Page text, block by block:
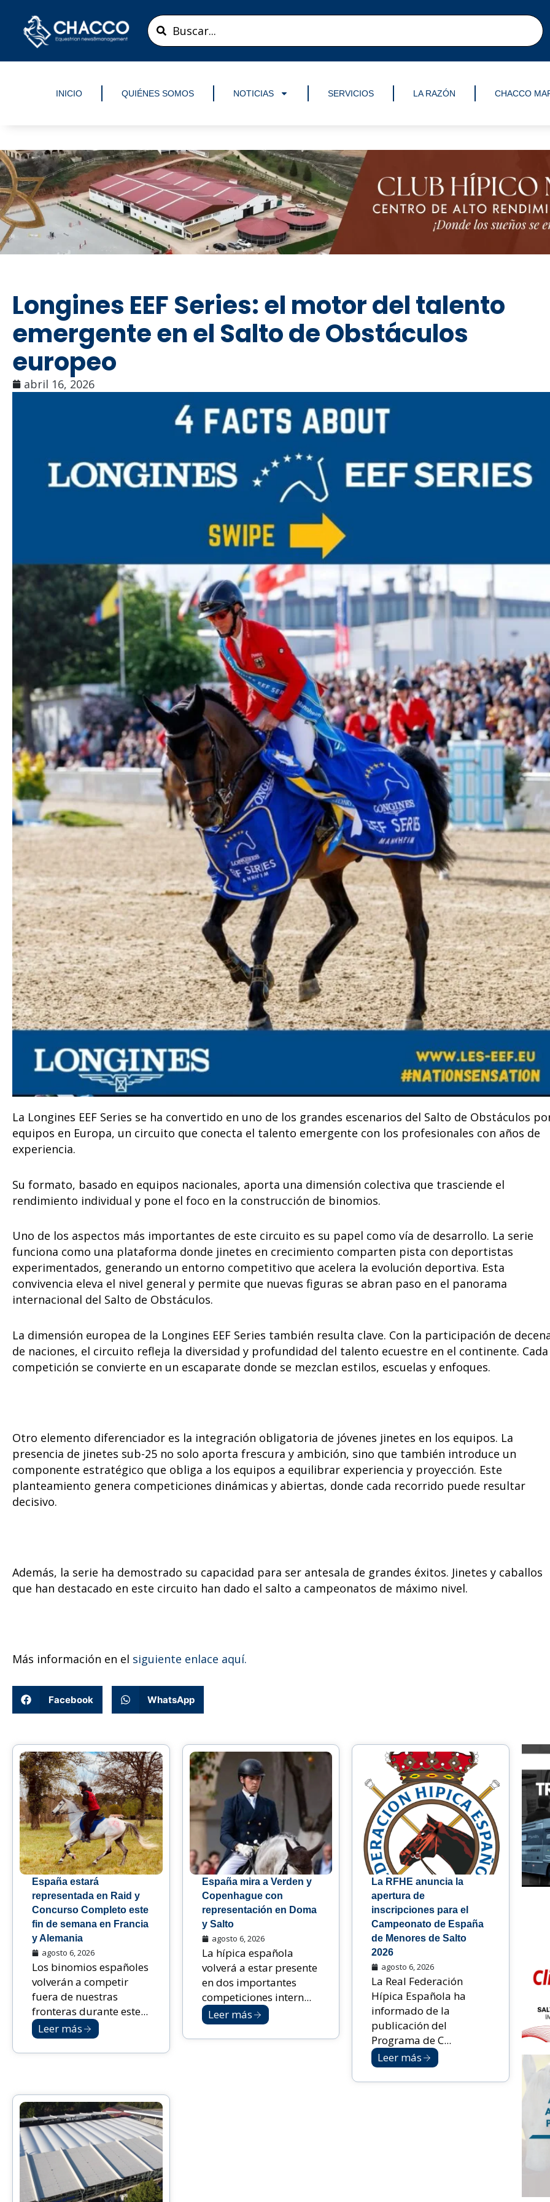
contenido
Search
...
INICIO QUIÉNES SOMOS NOTICIAS SERVICIOS LA RAZÓN CHACCO
Longines EEF Series: el motor del talento
emergente en el Salto de Obstáculos
europeo
abril 16, 2026
La Longines EEF Series se ha convertido en uno de los grandes escenarios del Salto de Obstáculos
equipos en Europa, un circuito que conecta el talento emergente con los profesionales con años de
experiencia.
Su formato, basado en equipos nacionales, aporta una dimensión colectiva que trasciende el
rendimiento individual y pone el foco en la construcción de binomios.
Uno de los aspectos más importantes de este circuito es su papel como vía de desarrollo. La serie
funciona como una plataforma donde jinetes en crecimiento comparten pista con deportistas
experimentados, generando un entorno competitivo que acelera la evolución deportiva. Esta
convivencia eleva el nivel general y permite que nuevas figuras se abran paso en el panorama
internacional del Salto de Obstáculos.
La dimensión europea de la Longines EEF Series también resulta clave. Con la participación de
de naciones, el circuito refleja la diversidad y profundidad del talento ecuestre en el continente. Cada
competición se convierte en un escaparate donde se mezclan estilos, escuelas y enfoques.
Otro elemento diferenciador es la integración obligatoria de jóvenes jinetes en los equipos. La
presencia de jinetes sub-25 no solo aporta frescura y ambición, sino que también introduce un
componente estratégico que obliga a los equipos a equilibrar experiencia y proyección. Este
planteamiento genera competiciones dinámicas y abiertas, donde cada recorrido puede resultar
decisivo.
Además, la serie ha demostrado su capacidad para ser antesala de grandes éxitos. Jinetes y caballos
que han destacado en este circuito han dado el salto a campeonatos de máximo nivel.
Más información en el siguiente enlace aquí.
Facebook WhatsApp
España estará
representada en Raid y
Concurso Completo este
fin de semana en Francia
y Alemania
agosto 6, 2026
Los binomios españoles
volverán a competir
fuera de nuestras
fronteras durante este...
Leer más
España mira a Verden y
Copenhague con
representación en Doma
y Salto
agosto 6, 2026
La hípica española
volverá a estar presente
en dos importantes
competiciones intern...
Leer más
La RFHE anuncia la
apertura de
inscripciones para el
Campeonato de España
de Menores de Salto
2026
agosto 6, 2026
La Real Federación
Hípica Española ha
informado de la
publicación del
Programa de C...
Leer más